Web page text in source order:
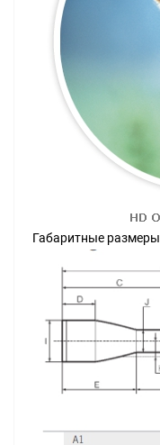
Габаритные размеры